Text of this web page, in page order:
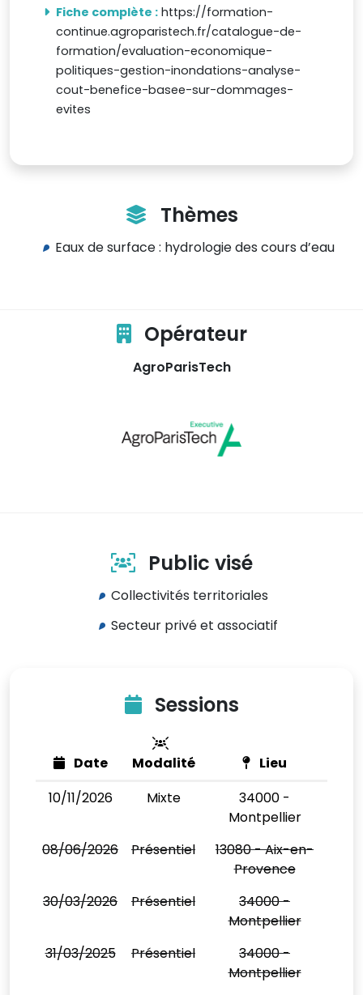
Fiche complète : https://formation-
continue.agroparistech.fr/catalogue-de-
formation/evaluation-economique-
politiques-gestion-inondations-analyse-
cout-benefice-basee-sur-dommages-
evites
Thèmes
Eaux de surface : hydrologie des cours d’eau
Opérateur
AgroParisTech
Public visé
Collectivités territoriales
Secteur privé et associatif
Sessions
Date Modalité
Lieu
10/11/2026
Mixte
34000 -
Montpellier
08/06/2026
Présentiel
13080 - Aix-en-
Provence
30/03/2026
Présentiel
34000 -
Montpellier
31/03/2025
Présentiel
34000 -
Montpellier